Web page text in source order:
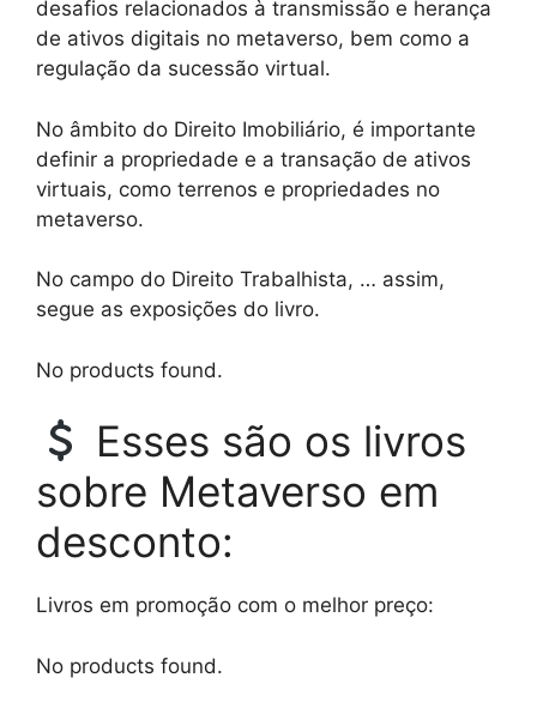
desafios relacionados à transmissão e herança
de ativos digitais no metaverso, bem como a
regulação da sucessão virtual.
No âmbito do Direito Imobiliário, é importante
definir a propriedade e a transação de ativos
virtuais, como terrenos e propriedades no
metaverso.
No campo do Direito Trabalhista, … assim,
segue as exposições do livro.
No products found.
Esses são os livros
sobre Metaverso em
desconto:
Livros em promoção com o melhor preço:
No products found.